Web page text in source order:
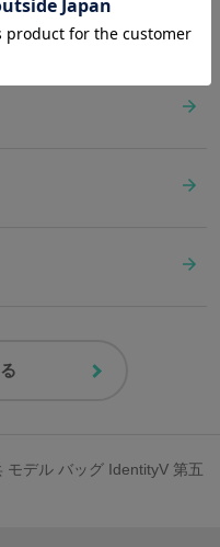
て税込みです。
モデル バッグ IdentityV 第五